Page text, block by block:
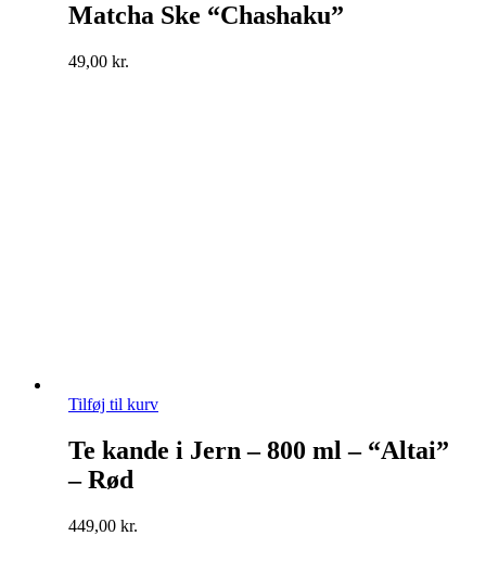
Matcha Ske “Chashaku”
49,00 kr.
Tilføj til kurv
Te kande i Jern – 800 ml – “Altai”
– Rød
449,00 kr.